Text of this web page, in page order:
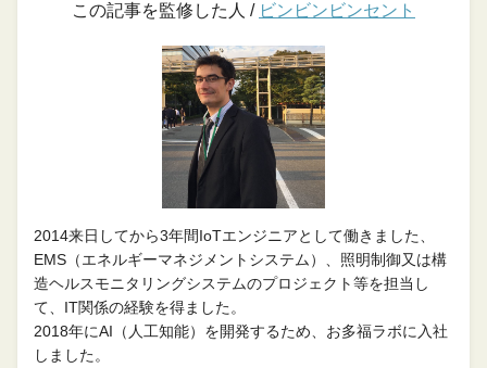
この記事を監修した人 / ビンビンビンセント
2014来日してから3年間IoTエンジニアとして働きました、
EMS（エネルギーマネジメントシステム）、照明制御又は構
造ヘルスモニタリングシステムのプロジェクト等を担当し
て、IT関係の経験を得ました。
2018年にAI（人工知能）を開発するため、お多福ラボに入社
しました。